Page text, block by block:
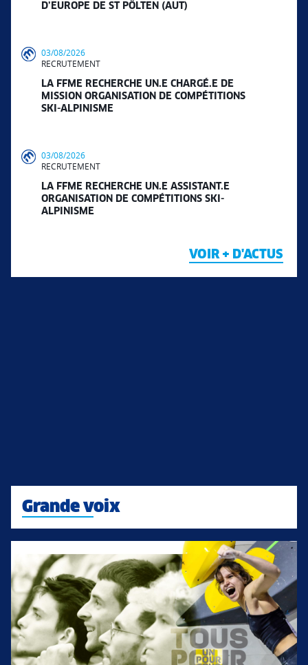
D’EUROPE DE ST PÖLTEN (AUT)
03/08/2026
RECRUTEMENT
LA FFME RECHERCHE UN.E CHARGÉ.E DE
MISSION ORGANISATION DE COMPÉTITIONS
SKI-ALPINISME
03/08/2026
RECRUTEMENT
LA FFME RECHERCHE UN.E ASSISTANT.E
ORGANISATION DE COMPÉTITIONS SKI-
ALPINISME
VOIR + D'ACTUS
Grande voix